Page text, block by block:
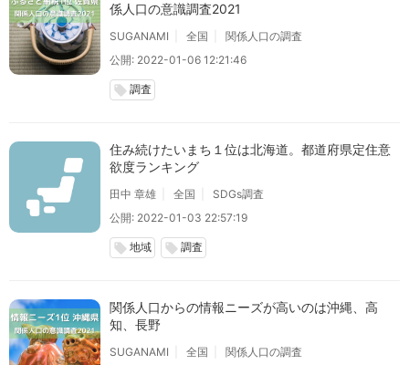
係人口の意識調査2021
SUGANAMI 全国
関係人口の調査
公開: 2022-01-06 12:21:46
local_offer 調査
住み続けたいまち１位は北海道。都道府県定住意
欲度ランキング
田中 章雄 全国
SDGs調査
公開: 2022-01-03 22:57:19
local_offer 地域 local_offer 調査
関係人口からの情報ニーズが高いのは沖縄、高
知、長野
SUGANAMI 全国
関係人口の調査